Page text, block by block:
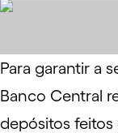
Para garantir a
Banco Central
depósitos